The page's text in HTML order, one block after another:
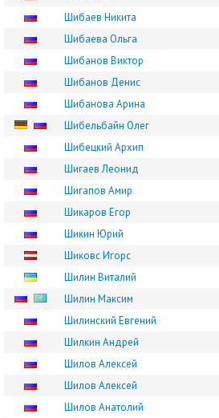
Шибаев Никита
Шибаева Ольга
Шибанов Виктор
Шибанов Денис
Шибанова Арина
Шибельбайн Олег
Шибецкий Архип
Шигаев Леонид
Шигапов Амир
Шикаров Егор
Шикин Юрий
Шиковс Игорс
Шилин Виталий
Шилин Максим
Шилинский Евгений
Шилкин Андрей
Шилов Алексей
Шилов Алексей
Шилов Анатолий